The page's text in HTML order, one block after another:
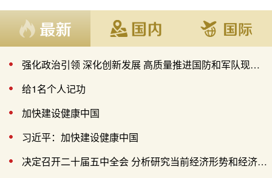
强化政治引领 深化创新发展 高质量推进国防和军队现代化
给1名个人记功
加快建设健康中国
习近平：加快建设健康中国
决定召开二十届五中全会 分析研究当前经济形势和经济工作